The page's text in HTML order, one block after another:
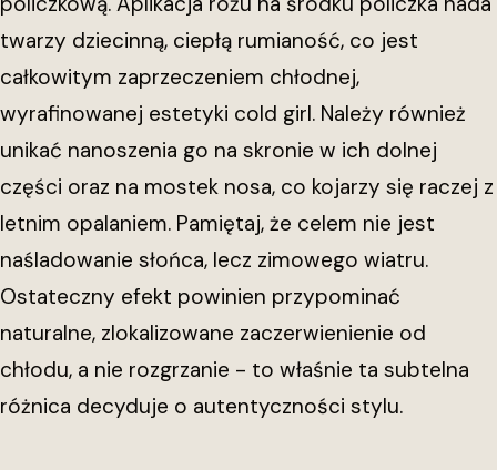
twarzy dziecinną, ciepłą rumianość, co jest
całkowitym zaprzeczeniem chłodnej,
wyrafinowanej estetyki cold girl. Należy również
unikać nanoszenia go na skronie w ich dolnej
części oraz na mostek nosa, co kojarzy się raczej z
letnim opalaniem. Pamiętaj, że celem nie jest
naśladowanie słońca, lecz zimowego wiatru.
Ostateczny efekt powinien przypominać
naturalne, zlokalizowane zaczerwienienie od
chłodu, a nie rozgrzanie - to właśnie ta subtelna
różnica decyduje o autentyczności stylu.